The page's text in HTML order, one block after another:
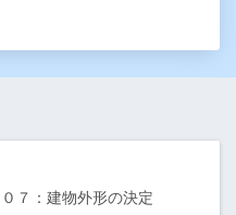
７：建物外形の決定